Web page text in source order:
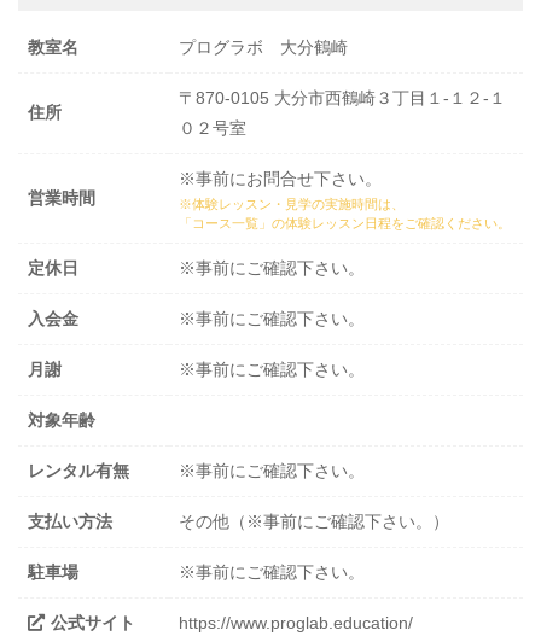
教室名 プログラボ 大分鶴崎
住所
〒870-0105 大分市西鶴崎３丁目１‐１２‐１
０２号室
営業時間
※事前にお問合せ下さい。
※体験レッスン・見学の実施時間は、
「コース一覧」の体験レッスン日程をご確認ください。
定休日 ※事前にご確認下さい。
入会金 ※事前にご確認下さい。
月謝 ※事前にご確認下さい。
対象年齢
レンタル有無 ※事前にご確認下さい。
支払い方法 その他（※事前にご確認下さい。）
駐車場 ※事前にご確認下さい。
公式サイト https://www.proglab.education/